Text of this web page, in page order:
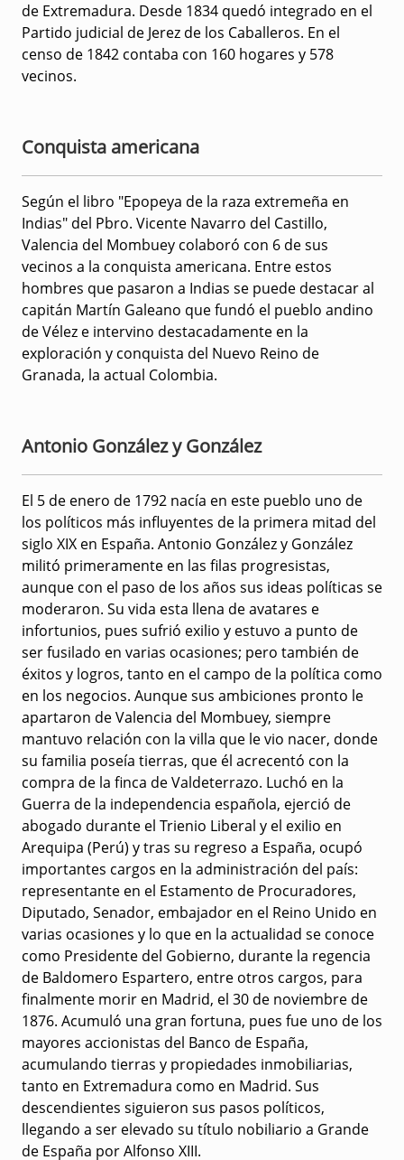
de Extremadura. Desde 1834 quedó integrado en el
Partido judicial de Jerez de los Caballeros. En el
censo de 1842 contaba con 160 hogares y 578
vecinos.
Conquista americana
Según el libro "Epopeya de la raza extremeña en
Indias" del Pbro. Vicente Navarro del Castillo,
Valencia del Mombuey colaboró con 6 de sus
vecinos a la conquista americana. Entre estos
hombres que pasaron a Indias se puede destacar al
capitán Martín Galeano que fundó el pueblo andino
de Vélez e intervino destacadamente en la
exploración y conquista del Nuevo Reino de
Granada, la actual Colombia.
Antonio González y González
El 5 de enero de 1792 nacía en este pueblo uno de
los políticos más influyentes de la primera mitad del
siglo XIX en España. Antonio González y González
militó primeramente en las filas progresistas,
aunque con el paso de los años sus ideas políticas se
moderaron. Su vida esta llena de avatares e
infortunios, pues sufrió exilio y estuvo a punto de
ser fusilado en varias ocasiones; pero también de
éxitos y logros, tanto en el campo de la política como
en los negocios. Aunque sus ambiciones pronto le
apartaron de Valencia del Mombuey, siempre
mantuvo relación con la villa que le vio nacer, donde
su familia poseía tierras, que él acrecentó con la
compra de la finca de Valdeterrazo. Luchó en la
Guerra de la independencia española, ejerció de
abogado durante el Trienio Liberal y el exilio en
Arequipa (Perú) y tras su regreso a España, ocupó
importantes cargos en la administración del país:
representante en el Estamento de Procuradores,
Diputado, Senador, embajador en el Reino Unido en
varias ocasiones y lo que en la actualidad se conoce
como Presidente del Gobierno, durante la regencia
de Baldomero Espartero, entre otros cargos, para
finalmente morir en Madrid, el 30 de noviembre de
1876. Acumuló una gran fortuna, pues fue uno de los
mayores accionistas del Banco de España,
acumulando tierras y propiedades inmobiliarias,
tanto en Extremadura como en Madrid. Sus
descendientes siguieron sus pasos políticos,
llegando a ser elevado su título nobiliario a Grande
de España por Alfonso XIII.